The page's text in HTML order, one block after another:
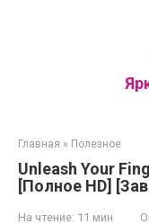
Главная » Полезное
Unleash Your
[Полное HD]
На чтение: 11 мин